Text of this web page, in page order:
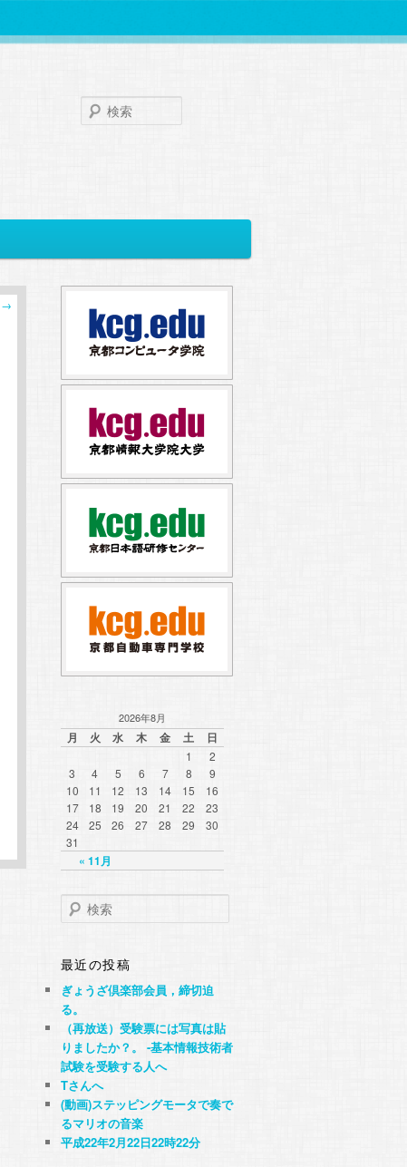
→
2026年8月
月 火 水 木 金 土 日
« 11月
1
2
3
4 5 6 7 8
9
10
11 12 13 14 15
16
17
18 19 20 21 22
23
24
25 26 27 28 29
30
31
検
索
最近の投稿
ぎょうざ倶楽部会員，締切迫
る。
（再放送）受験票には写真は貼
りましたか？。 -基本情報技術者
試験を受験する人へ
Tさんへ
(動画)ステッピングモータで奏で
るマリオの音楽
平成22年2月22日22時22分